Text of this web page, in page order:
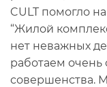
CULT помогло
“Жилой
нет неважных
работаем очень
совершенства.